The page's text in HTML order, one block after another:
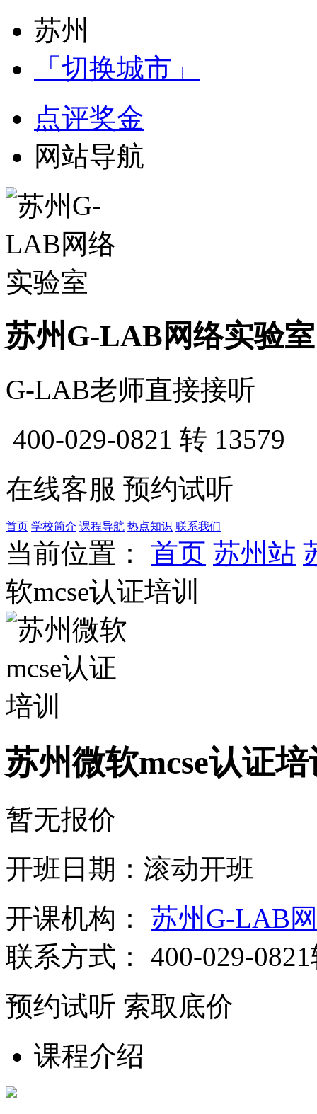
苏州
「切换城市」
点评奖金
网站导航
苏州G-LAB网络实验室
G-LAB老师直接接听
400-029-0821 转 13579
在线客服 预约试听
首页 学校简介 课程导航 热点知识 联系我们
当前位置： 首页 苏州站
软mcse认证培训
苏州微软mcse认证培
暂无报价
开班日期：滚动开班
开课机构：
苏州G-LAB
联系方式：
400-029-
预约试听 索取底价
课程介绍